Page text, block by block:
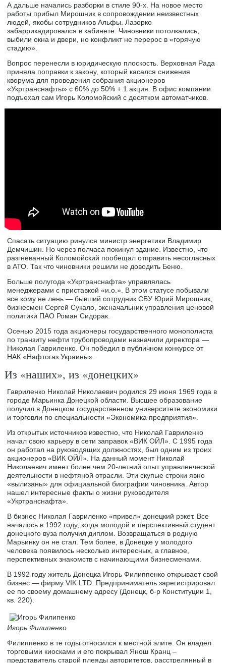
А дальше начались разборки в стиле 90-х. На новое место
работы прибыл Мирошник в сопровождении неизвестных
людей, якобы сотрудников Альфы. Лазорко
забаррикадировался в кабинете. Чиновники потолкались,
выбили окна и двери, но конфликт не перерос в «горячую
стадию».
Вопрос перенесли в юридическую плоскость. Верховная Рада
приняла поправки к закону, который касался снижения
кворума для проведения собрания акционеров
«Укртранснафты» с 60% до 50% + 1 акция. В офис компании
подъехал сам Игорь Коломойский с десятком автоматчиков.
Спасать ситуацию ринулся министр энергетики Владимир
Демчишин. Но через полчаса покинул здание. Известно, что
разгневанный Коломойский пообещал отправить несогласных
в АТО. Так что чиновники решили не доводить Беню.
Больше полугода «Укртранснафта» управлялась
менеджерами с приставкой «и.о.». В этом статусе побывали
все кому не лень — бывший сотрудник СБУ Юрий Мирошник,
бизнесмен Сергей Сукало, экс­начальник управления ценовой
политики ПАО Роман Сидорак.
Осенью 2015 года акционеры государственного монополиста
по транзиту нефти трубопроводами назначили директора —
Николая Гавриленко. Он победил в публичном конкурсе от
НАК «Нафтогаз Украины».
Из «наших», из «донецких»
Гавриленко Николай Николаевич родился 29 июня 1969 года в
городе Марьинка Донецкой области. Высшее образование
получил в Донецком государственном университете экономики
и торговли по специальности «Экономика предприятия».
Из открытых источников известно, что Николай Гавриленко
начал свою карьеру в сети заправок «ВИК ОЙЛ». С 1995 года
он работал на руководящих должностях, был одним из троих
акционеров «ВИК ОЙЛ». На данный момент Николай
Николаевич имеет более чем 20-летний опыт управленческой
деятельности в нефтяной отрасли. Эти скупые строки явно
«вылизаны» для официальной биографии чиновника. Автор
нашел интересные факты о жизни руководителя
«Укртранснафта».
В бизнес Николая Гавриленко «привел» донецкий рэкет. Все
началось в 1992 году, когда молодой и перспективный студент
донецкого вуза получил диплом. Возвращаться в родную
Марьинку он не стал. Тем более, в Донецке у молодого
человека появилось несколько интересных, а главное,
перспективных знакомств с начинающими бизнесменами.
В 1992 году житель Донецка Игорь Филиппенко открывает свой
бизнес — фирму VIK LTD. Предприниматель зарегистрировал
ее по своему домашнему адресу (Донецк, б-р Конституции 1,
кв. 220).
Игорь Филипенко
Филиппенко в те годы относился к местной элите. Он владел
торговыми киосками и его покрывал Янош Кранц –
представитель старой плеяды авторитетов, расстрелянный в